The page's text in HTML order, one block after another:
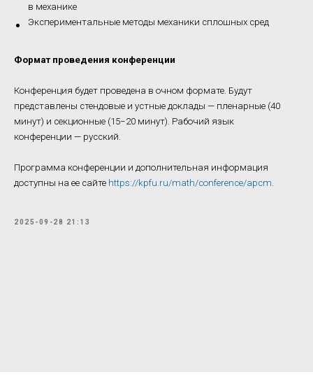
в механике
Экспериментальные методы механики сплошных сред
Формат проведения конференции
Конференция будет проведена в очном формате. Будут
представлены стендовые и устные доклады — пленарные (40
минут) и секционные (15−20 минут). Рабочий язык
конференции — русский.
Программа конференции и дополнительная информация
доступны на ее сайте https://kpfu.ru/math/conference/apcm
2025-09-28 21:13